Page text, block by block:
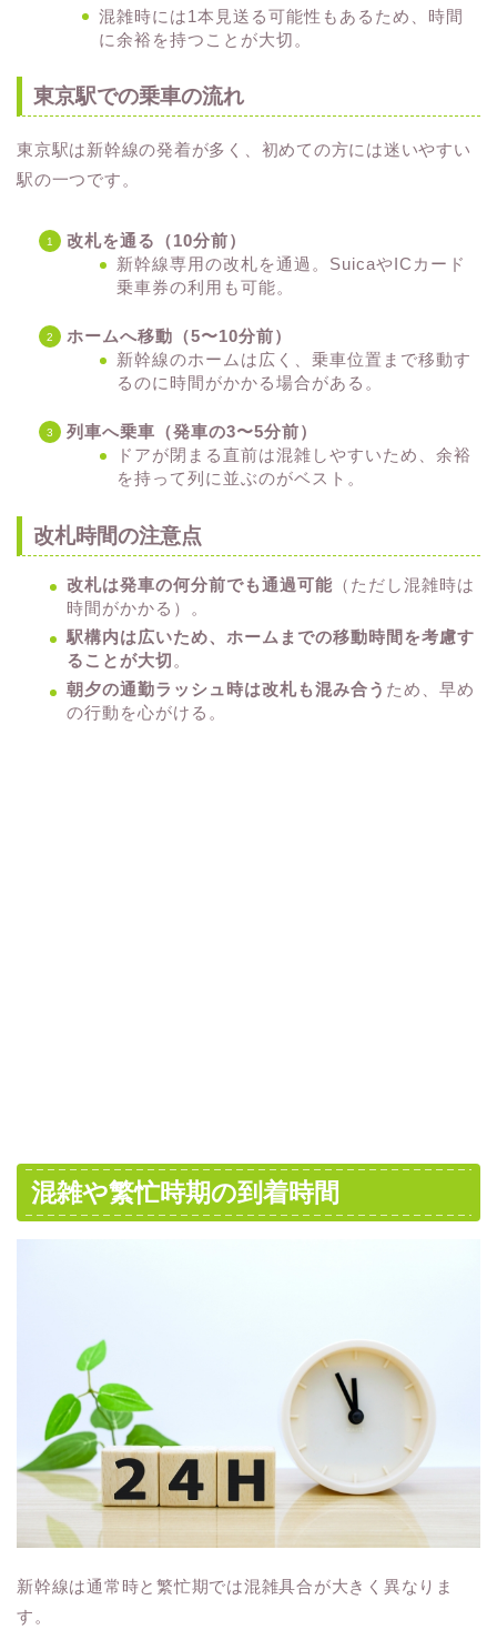
混雑時には1本見送る可能性もあるため、時間
に余裕を持つことが大切。
東京駅での乗車の流れ
東京駅は新幹線の発着が多く、初めての方には迷いやすい
駅の一つです。
改札を通る（10分前）
新幹線専用の改札を通過。SuicaやICカード
乗車券の利用も可能。
ホームへ移動（5〜10分前）
新幹線のホームは広く、乗車位置まで移動す
るのに時間がかかる場合がある。
列車へ乗車（発車の3〜5分前）
ドアが閉まる直前は混雑しやすいため、余裕
を持って列に並ぶのがベスト。
改札時間の注意点
改札は発車の何分前でも通過可能 （ただし混雑時は
時間がかかる）。
駅構内は広いため、ホームまでの移動時間を考慮す
ることが大切 。
朝夕の通勤ラッシュ時は改札も混み合う ため、早め
の行動を心がける。
混雑や繁忙時期の到着時間
新幹線は通常時と繁忙期では混雑具合が大きく異なりま
す。